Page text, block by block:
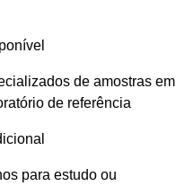
de amostras em
de referência
para estudo ou